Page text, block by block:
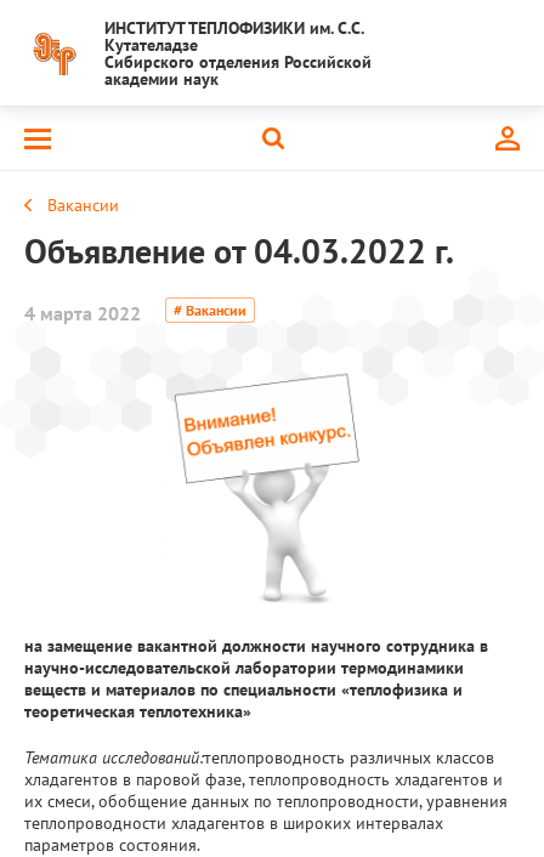
ИНСТИТУТ ТЕПЛОФИЗИКИ им. С.С.
Кутателадзе
Сибирского отделения Российской
академии наук
Вакансии
Объявление от 04.03.2022 г.
4 марта 2022 # Вакансии
на замещение вакантной должности научного сотрудника в
научно-исследовательской лаборатории термодинамики
веществ и материалов по специальности «теплофизика и
теоретическая теплотехника»
Тематика исследований:теплопроводность различных классов
хладагентов в паровой фазе, теплопроводность хладагентов и
их смеси, обобщение данных по теплопроводности, уравнения
теплопроводности хладагентов в широких интервалах
параметров состояния.